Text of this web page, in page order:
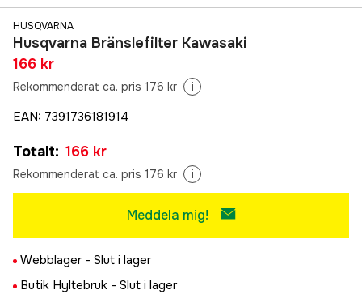
HUSQVARNA
Husqvarna Bränslefilter Kawasaki
166 kr
Rekommenderat ca. pris 176 kr i
EAN: 7391736181914
Totalt: 166 kr
Rekommenderat ca. pris 176 kr i
Meddela mig!
Webblager - Slut i lager
Butik Hyltebruk - Slut i lager